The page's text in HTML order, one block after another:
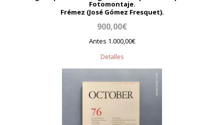
Fotomontaje.
Frémez (José Gómez Fresquet).
900,00€
Antes 1.000,00€
Detalles